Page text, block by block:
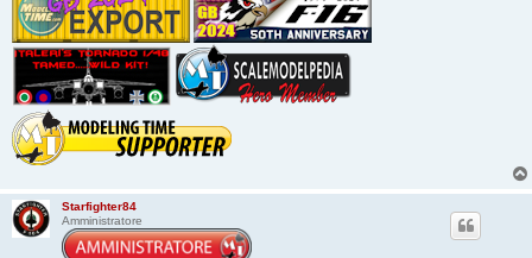
Starfighter84
Amministratore